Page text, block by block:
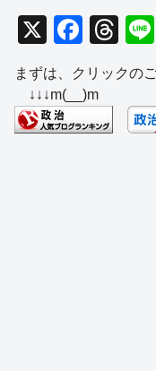
X
F
a
c
e
b
T
hr
e
a
d
まずは、クリックの
↓↓↓m(__)m